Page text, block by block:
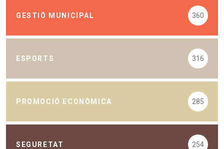
GESTIÓ MUNICIPAL 360
ESPORTS 316
PROMOCIÓ ECONÒMICA 285
SEGURETAT 254